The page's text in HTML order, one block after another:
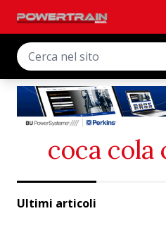
coca cola
Ultimi articoli